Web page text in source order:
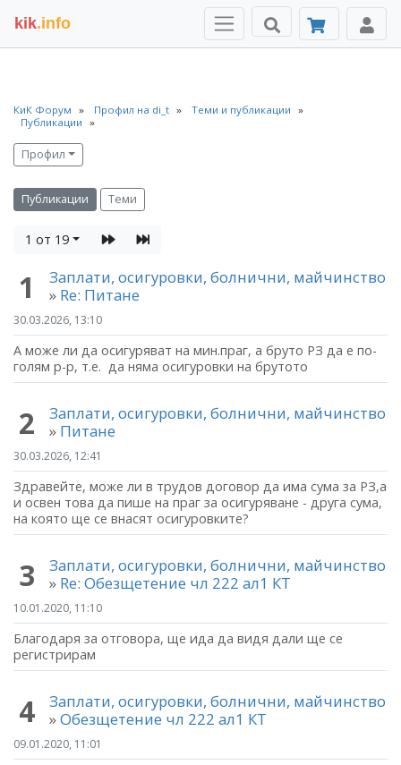
kik.info
КиК Форум Профил на di_t
Теми и публикации
Публикации
Профил
Публикации Теми
1 от 19
1
Заплати, осигуровки, болнични, майчинство
» Re: Питане
30.03.2026, 13:10
А може ли да осигуряват на мин.праг, а бруто РЗ да е по-
голям р-р, т.е. да няма осигуровки на брутото
2
Заплати, осигуровки, болнични, майчинство
» Питане
30.03.2026, 12:41
Здравейте, може ли в трудов договор да има сума за РЗ,а
и освен това да пише на праг за осигуряване - друга сума,
на която ще се внасят осигуровките?
3
Заплати, осигуровки, болнични, майчинство
» Re: Обезщетение чл 222 ал1 КТ
10.01.2020, 11:10
Благодаря за отговора, ще ида да видя дали ще се
регистрирам
4
Заплати, осигуровки, болнични, майчинство
»Обезщетение чл 222 ал1 КТ
09.01.2020, 11:01